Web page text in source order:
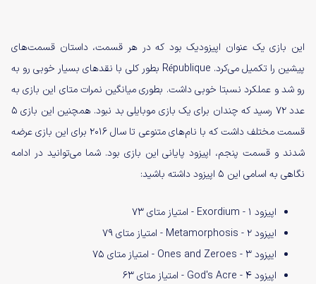
این بازی یک عنوان اپیزودیک بود که در هر قسمت، داستان قسمت‌های
پیشین را تکمیل می‌کرد. République بطور کلی با نقدهای بسیار خوبی رو به
رو شد و عملکرد نسبتا خوبی داشت. بطوری میانگین نمرات متای این بازی به
عدد ۷۲ رسید که چندان برای یک بازی موبایلی بد نبود. همچنین این بازی ۵
قسمت مختلف داشت که با نام‌های متنوعی تا سال ۲۰۱۶ برای این بازی عرضه
شدند و قسمت پنجم، اپیزود پایانی این بازی بود. شما می‌توانید در ادامه
نگاهی به اسامی این ۵ اپیزود داشته باشید:
اپیزود ۱ - Exordium - امتیاز متای ۷۳
ایپزود ۲ - Metamorphosis - امتیاز متای ۷۹
ایپزود ۳ - Ones and Zeroes - امتیاز متای ۷۵
اپیزود ۴ - God's Acre - امتیاز متای ۶۳